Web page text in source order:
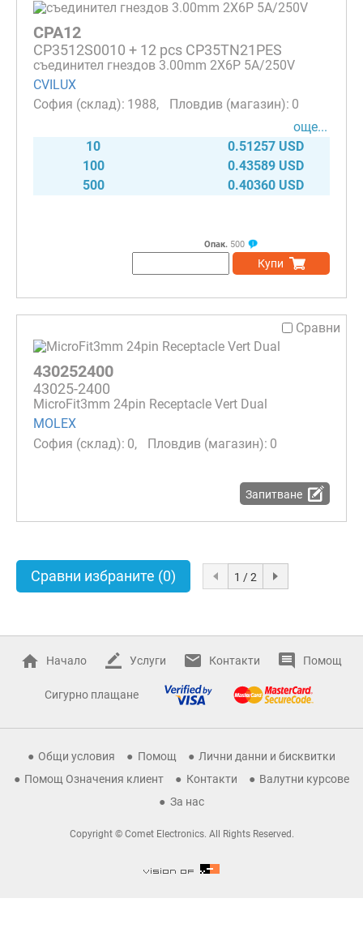
CPA12
CP3512S0010 + 12 pcs CP35TN21PES
съединител гнездов 3.00mm 2X6P 5A/250V
CVILUX
1988
0
още...
10
0.51257 USD
100
0.43589 USD
500
0.40360 USD
Опак. 500
Купи
Сравни
430252400
43025-2400
MicroFit3mm 24pin Receptacle Vert Dual
MOLEX
0
0
Запитване
Сравни избраните (0) 1 / 2
Начало Услуги Контакти Помощ
Сигурно плащане
Общи условия Помощ
Лични данни и бисквитки
Помощ Означения клиент
Контакти
Валутни курсове
За нас
Copyright © Comet Electronics. All Rights Reserved.